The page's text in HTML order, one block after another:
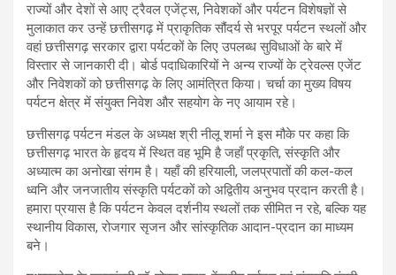
राज्यों और देशों से आए ट्रैवल एजेंट्स, निवेशकों और पर्यटन विशेषज्ञों से
मुलाकात कर उन्हें छत्तीसगढ़ में प्राकृतिक सौंदर्य से भरपूर पर्यटन स्थलों और
वहां छत्तीसगढ़ सरकार द्वारा पर्यटकों के लिए उपलब्ध सुविधाओं के बारे में
विस्तार से जानकारी दी। बोर्ड पदाधिकारियों ने अन्य राज्यों के ट्रेवल्स एजेंट
और निवेशकों को छत्तीसगढ़ के लिए आमंत्रित किया। चर्चा का मुख्य विषय
पर्यटन क्षेत्र में संयुक्त निवेश और सहयोग के नए आयाम रहे।
छत्तीसगढ़ पर्यटन मंडल के अध्यक्ष श्री नीलू शर्मा ने इस मौके पर कहा कि
छत्तीसगढ़ भारत के हृदय में स्थित वह भूमि है जहाँ प्रकृति, संस्कृति और
अध्यात्म का अनोखा संगम है। यहाँ की हरियाली, जलप्रपातों की कल-कल
ध्वनि और जनजातीय संस्कृति पर्यटकों को अद्वितीय अनुभव प्रदान करती है।
हमारा प्रयास है कि पर्यटन केवल दर्शनीय स्थलों तक सीमित न रहे, बल्कि यह
स्थानीय विकास, रोजगार सृजन और सांस्कृतिक आदान-प्रदान का माध्यम
बने।